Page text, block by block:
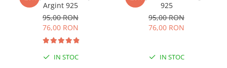
Argint 925
95,00 RON
76,00 RON
IN STOC
925
95,00 RON
76,00 RON
IN STOC